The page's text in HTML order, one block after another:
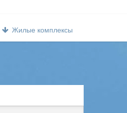
Жилые комплексы